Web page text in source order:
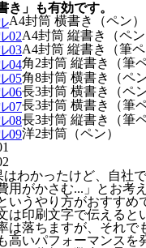
き」も有効です。
A4封筒 横書き（ペン）
A4封筒 縦書き（ペン
A4封筒 縦書き（筆ペ
角2封筒 縦書き（筆ペ
角8封筒 横書き（ペン
長3封筒 横書き（ペン
長3封筒 横書き（筆ペ
長3封筒 縦書き（筆ペ
洋2封筒（ペン）
はわかったけど、自社
用がかさむ...」とお考
いうやり方がおすすめ
は印刷文字で伝えると
は落ちますが、それで
高いパフォーマンスを